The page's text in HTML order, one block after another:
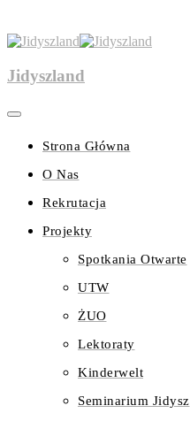
Jidyszland
Strona Główna
O Nas
Rekrutacja
Projekty
Spotkania Otwarte
UTW
ŻUO
Lektoraty
Kinderwelt
Seminarium Jidysz